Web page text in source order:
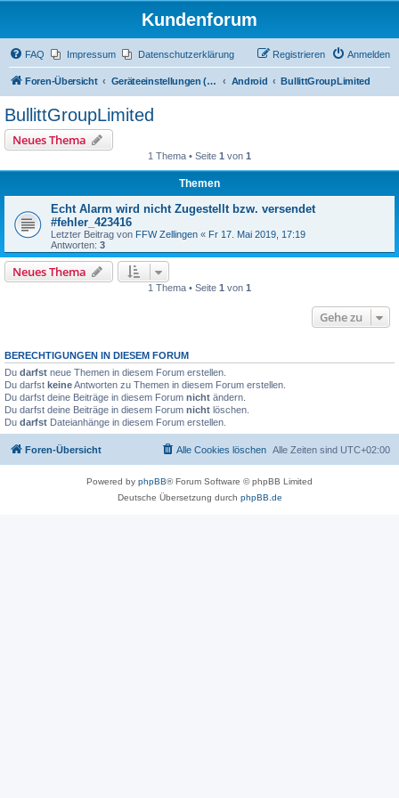
Kundenforum
FAQ Impressum Datenschutzerklärung Anmelden
Registrieren
Foren-Übersicht Geräteeinstellungen (Zugriff über Passwort "alamos") Android BullittGroupLimited
BullittGroupLimited
Neues Thema
1 Thema • Seite 1 von 1
Themen
Echt Alarm wird nicht Zugestellt bzw. versendet
#fehler_423416
Letzter Beitrag von FFW Zellingen « Fr 17. Mai 2019, 17:19
Antworten: 3
Neues Thema
1 Thema • Seite 1 von 1
Gehe zu
BERECHTIGUNGEN IN DIESEM FORUM
Du darfst neue Themen in diesem Forum erstellen.
Du darfst keineAntworten zu Themen in diesem Forum erstellen.
Du darfst deine Beiträge in diesem Forum nicht ändern.
Du darfst deine Beiträge in diesem Forum nicht löschen.
Du darfst Dateianhänge in diesem Forum erstellen.
Foren-Übersicht Alle Zeiten sind UTC+02:00
Alle Cookies löschen
Powered by phpBB® Forum Software © phpBB Limited
Deutsche Übersetzung durch phpBB.de